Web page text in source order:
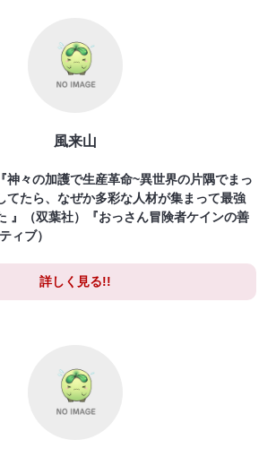
風来山
神々の加護で生産革命~異世界の片隅でまっ
てたら、なぜか多彩な人材が集まって最強
』（双葉社）『おっさん冒険者ケインの善
ィブ）
詳しく見る!!